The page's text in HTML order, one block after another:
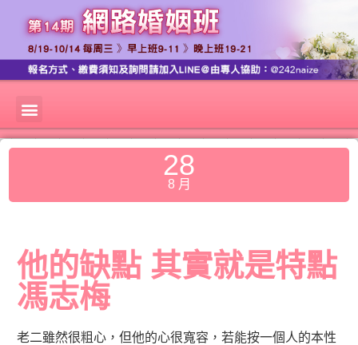
28
8 月
他的缺點 其實就是特點
馮志梅
老二雖然很粗心，但他的心很寬容，若能按一個人的本性